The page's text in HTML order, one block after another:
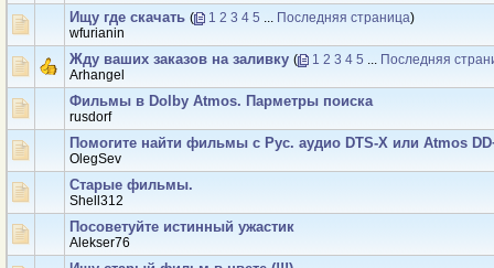
Ищу где скачать ( 1 2 3 4 5 ... Последняя страница)
wfurianin
Жду ваших заказов на заливку ( 1 2 3 4 5 ... Последняя
Arhangel
Фильмы в Dolby Atmos. Парметры поиска
rusdorf
Помогите найти фильмы с Рус. аудио DTS-Х или Atmos
OlegSev
Старые фильмы.
Shell312
Посоветуйте истинный ужастик
Alekser76